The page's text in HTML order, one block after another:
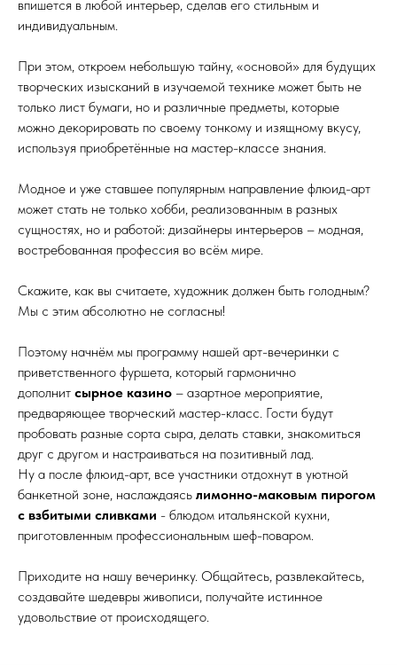
впишется в любой интерьер, сделав его стильным и
индивидуальным.
При этом, откроем небольшую тайну, «основой» для будущих
творческих изысканий в изучаемой технике может быть не
только лист бумаги, но и различные предметы, которые
можно декорировать по своему тонкому и изящному вкусу,
используя приобретённые на мастер-классе знания.
Модное и уже ставшее популярным направление флюид-арт
может стать не только хобби, реализованным в разных
сущностях, но и работой: дизайнеры интерьеров – модная,
востребованная профессия во всём мире.
Скажите, как вы считаете, художник должен быть голодным?
Мы с этим абсолютно не согласны!
Поэтому начнём мы программу нашей арт-вечеринки с
приветственного фуршета, который гармонично
дополнит сырное казино – азартное мероприятие,
предваряющее творческий мастер-класс. Гости будут
пробовать разные сорта сыра, делать ставки, знакомиться
друг с другом и настраиваться на позитивный лад.
Ну а после флюид-арт, все участники отдохнут в уютной
банкетной зоне, наслаждаясь лимонно-маковым пирогом
с взбитыми сливками - блюдом итальянской кухни,
приготовленным профессиональным шеф-поваром.
Приходите на нашу вечеринку. Общайтесь, развлекайтесь,
создавайте шедевры живописи, получайте истинное
удовольствие от происходящего.